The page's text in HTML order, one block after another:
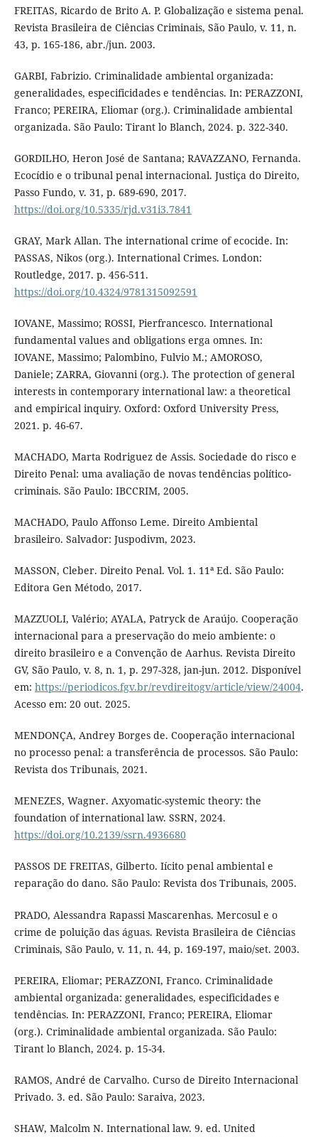
FREITAS, Ricardo de Brito A. P. Globalização e sistema penal.
Revista Brasileira de Ciências Criminais, São Paulo, v. 11, n.
43, p. 165-186, abr./jun. 2003.
GARBI, Fabrizio. Criminalidade ambiental organizada:
generalidades, especificidades e tendências. In: PERAZZONI,
Franco; PEREIRA, Eliomar (org.). Criminalidade ambiental
organizada. São Paulo: Tirant lo Blanch, 2024. p. 322-340.
GORDILHO, Heron José de Santana; RAVAZZANO, Fernanda.
Ecocídio e o tribunal penal internacional. Justiça do Direito,
Passo Fundo, v. 31, p. 689-690, 2017.
https://doi.org/10.5335/rjd.v31i3.7841
GRAY, Mark Allan. The international crime of ecocide. In:
PASSAS, Nikos (org.). International Crimes. London:
Routledge, 2017. p. 456-511.
https://doi.org/10.4324/9781315092591
IOVANE, Massimo; ROSSI, Pierfrancesco. International
fundamental values and obligations erga omnes. In:
IOVANE, Massimo; Palombino, Fulvio M.; AMOROSO,
Daniele; ZARRA, Giovanni (org.). The protection of general
interests in contemporary international law: a theoretical
and empirical inquiry. Oxford: Oxford University Press,
2021. p. 46-67.
MACHADO, Marta Rodriguez de Assis. Sociedade do risco e
Direito Penal: uma avaliação de novas tendências político-
criminais. São Paulo: IBCCRIM, 2005.
MACHADO, Paulo Affonso Leme. Direito Ambiental
brasileiro. Salvador: Juspodivm, 2023.
MASSON, Cleber. Direito Penal. Vol. 1. 11ª Ed. São Paulo:
Editora Gen Método, 2017.
MAZZUOLI, Valério; AYALA, Patryck de Araújo. Cooperação
internacional para a preservação do meio ambiente: o
direito brasileiro e a Convenção de Aarhus. Revista Direito
GV, São Paulo, v. 8, n. 1, p. 297-328, jan-jun. 2012. Disponível
em: https://periodicos.fgv.br/revdireitogv/article/view/24004.
Acesso em: 20 out. 2025.
MENDONÇA, Andrey Borges de. Cooperação internacional
no processo penal: a transferência de processos. São Paulo:
Revista dos Tribunais, 2021.
MENEZES, Wagner. Axyomatic-systemic theory: the
foundation of international law. SSRN, 2024.
https://doi.org/10.2139/ssrn.4936680
PASSOS DE FREITAS, Gilberto. Iícito penal ambiental e
reparação do dano. São Paulo: Revista dos Tribunais, 2005.
PRADO, Alessandra Rapassi Mascarenhas. Mercosul e o
crime de poluição das águas. Revista Brasileira de Ciências
Criminais, São Paulo, v. 11, n. 44, p. 169-197, maio/set. 2003.
PEREIRA, Eliomar; PERAZZONI, Franco. Criminalidade
ambiental organizada: generalidades, especificidades e
tendências. In: PERAZZONI, Franco; PEREIRA, Eliomar
(org.). Criminalidade ambiental organizada. São Paulo:
Tirant lo Blanch, 2024. p. 15-34.
RAMOS, André de Carvalho. Curso de Direito Internacional
Privado. 3. ed. São Paulo: Saraiva, 2023.
SHAW, Malcolm N. International law. 9. ed. United